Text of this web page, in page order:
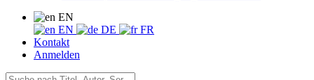
EN
EN
DE
FR
Kontakt
Anmelden